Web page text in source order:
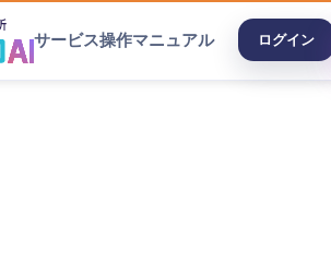
サービス操作マニュアル ログイン